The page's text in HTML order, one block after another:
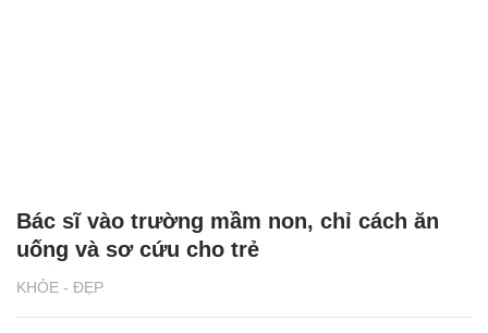
KHỎE - ĐẸP
Bác sĩ vào trường mầm non, chỉ cách ăn
uống và sơ cứu cho trẻ